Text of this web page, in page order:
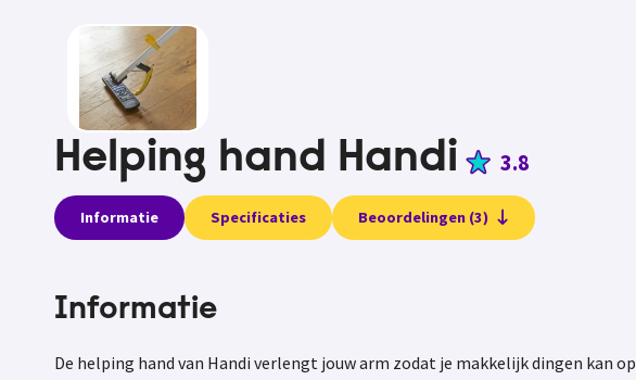
Helping hand Handi 3.8
Informatie Specificaties Beoordelingen (3)
Informatie
De helping hand van Handi verlengt jouw arm zodat je makkelijk dingen kan